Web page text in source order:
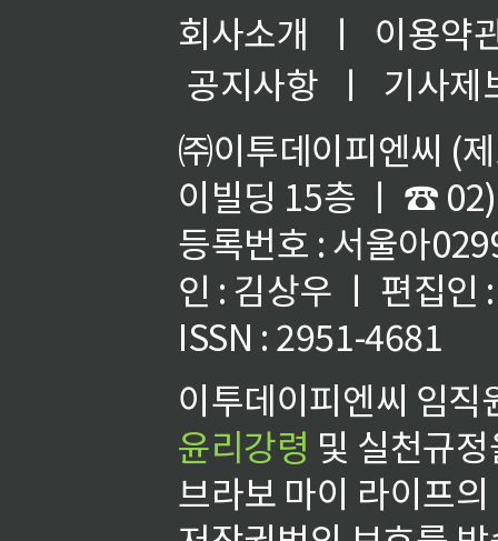
회사소개 ㅣ
이용약
공지사항
ㅣ
기사제
㈜이투데이피엔씨 (
이빌딩 15층 ㅣ ☎
등록번호 : 서울아
인 : 김상우 ㅣ 편집인
ISSN : 2951-4681
이투데이피엔씨 임
윤리강령 및 실천규
브라보 마이 라이프